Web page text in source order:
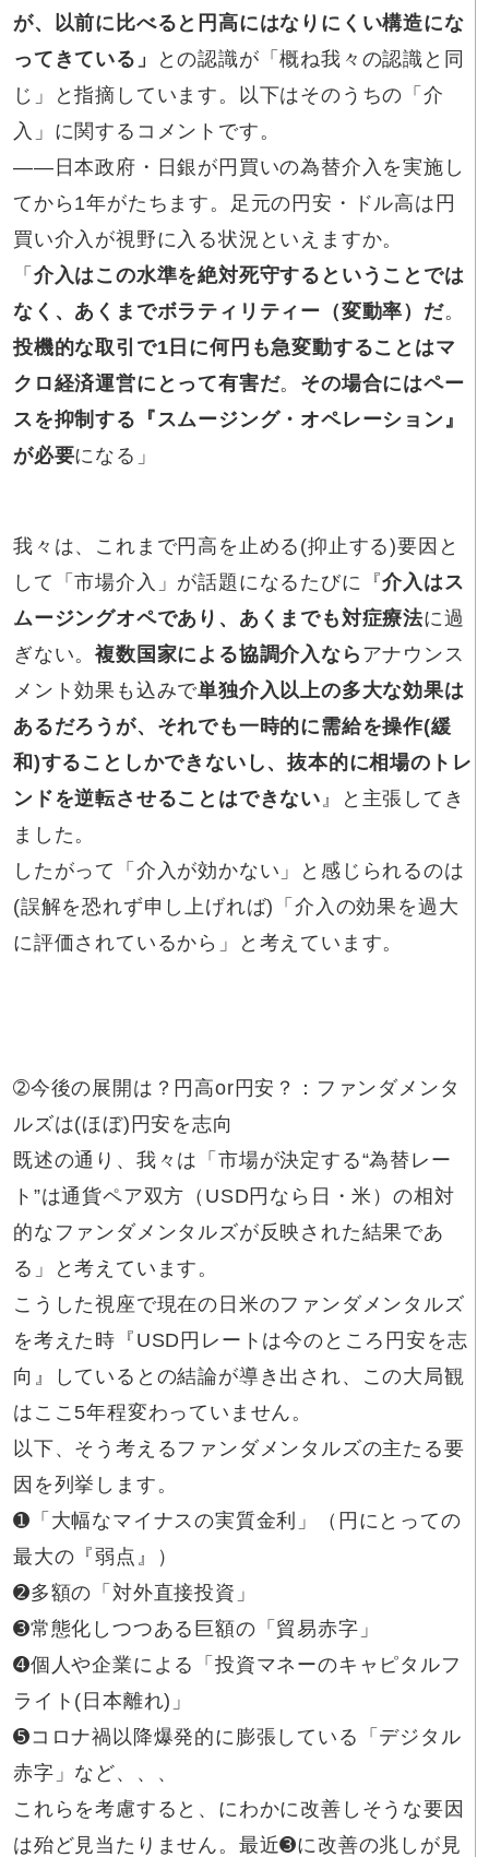
が、以前に比べると円高にはなりにくい構造にな
ってきている」
との認識が「概ね我々の認識と同
じ」と指摘しています。以下はそのうちの「介
入」に関するコメントです。
――日本政府・日銀が円買いの為替介入を実施し
てから1年がたちます。足元の円安・ドル高は円
買い介入が視野に入る状況といえますか。
「 介入はこの水準を絶対死守するということでは
なく、あくまでボラティリティー（変動率）だ。
投機的な取引で1日に何円も急変動することはマ
クロ経済運営にとって有害だ。 その場合にはペー
スを抑制する『スムージング・オペレーション』
が必要になる」
我々は、これまで円高を止める(抑止する)要因と
して「市場介入」が話題になるたびに『介入はス
ムージングオペであり、あくまでも対症療法に過
ぎない。複数国家による協調介入なら アナウンス
メント効果も込みで単独介入以上の多大な効果は
あるだろうが、それでも一時的に需給を操作(緩
和)することしかできないし、抜本的に相場のトレ
ンドを逆転させることはできない』と主張してき
ました。
したがって「介入が効かない」と感じられるのは
(誤解を恐れず申し上げれば)「介入の効果を過大
に評価されているから」と考えています。
➁今後の展開は？円高or円安？：ファンダメンタ
ルズは(ほぼ)円安を志向
既述の通り、我々は「市場が決定する“為替レー
ト”は通貨ペア双方（USD円なら日・米）の相対
的なファンダメンタルズが反映された結果であ
る」と考えています。
こうした視座で現在の日米のファンダメンタルズ
を考えた時『USD円レートは今のところ円安を志
向』しているとの結論が導き出され、この大局観
はここ5年程変わっていません。
以下、そう考えるファンダメンタルズの主たる要
因を列挙します。
➊「大幅なマイナスの実質金利」（円にとっての
最大の『弱点』）
➋多額の「対外直接投資」
➌常態化しつつある巨額の「貿易赤字」
➍個人や企業による「投資マネーのキャピタルフ
ライト(日本離れ)」
➎コロナ禍以降爆発的に膨張している「デジタル
赤字」など、、、
これらを考慮すると、にわかに改善しそうな要因
は殆ど見当たりません。最近➌に改善の兆しが見